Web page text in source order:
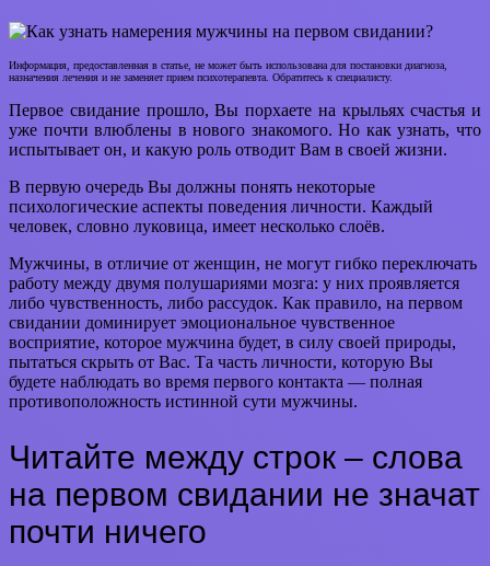
Информация, предоставленная в статье, не может быть использована для постановки диагноза,
назначения лечения и не заменяет прием психотерапевта. Обратитесь к специалисту.
Первое свидание прошло, Вы порхаете на крыльях счастья и
уже почти влюблены в нового знакомого. Но как узнать, что
испытывает он, и какую роль отводит Вам в своей жизни.
В первую очередь Вы должны понять некоторые
психологические аспекты поведения личности. Каждый
человек, словно луковица, имеет несколько слоёв.
Мужчины, в отличие от женщин, не могут гибко переключать
работу между двумя полушариями мозга: у них проявляется
либо чувственность, либо рассудок. Как правило, на первом
свидании доминирует эмоциональное чувственное
восприятие, которое мужчина будет, в силу своей природы,
пытаться скрыть от Вас. Та часть личности, которую Вы
будете наблюдать во время первого контакта — полная
противоположность истинной сути мужчины.
Читайте между строк – слова
на первом свидании не значат
почти ничего